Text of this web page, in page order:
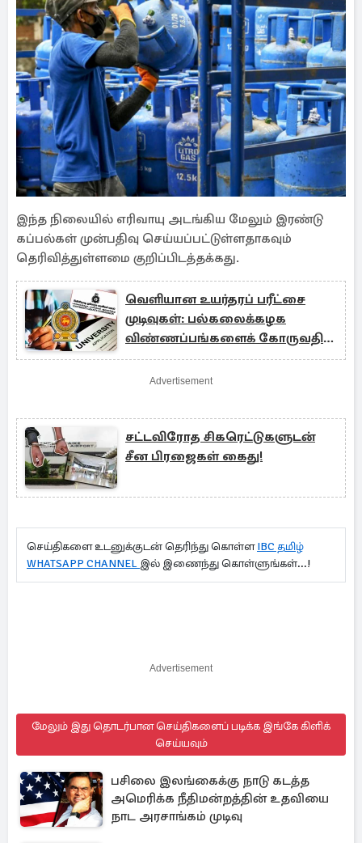
இந்த நிலையில் எரிவாயு அடங்கிய மேலும் இரண்டு
கப்பல்கள் முன்பதிவு செய்யப்பட்டுள்ளதாகவும்
தெரிவித்துள்ளமை குறிப்பிடத்தக்கது.
வெளியான உயர்தரப் பரீட்சை
முடிவுகள்: பல்கலைக்கழக
விண்ணப்பங்களைக் கோருவதில்
தாமதம்
Advertisement
சட்டவிரோத சிகரெட்டுகளுடன்
சீன பிரஜைகள் கைது!
செய்திகளை உடனுக்குடன் தெரிந்து கொள்ளIBC தமிழ்
WHATSAPP CHANNEL இல் இணைந்து கொள்ளுங்கள்...!
Advertisement
மேலும் இது தொடர்பான செய்திகளைப் படிக்க இங்கே கிளிக்
செய்யவும்
பசிலை இலங்கைக்கு நாடு கடத்த
அமெரிக்க நீதிமன்றத்தின் உதவியை
நாட அரசாங்கம் முடிவு